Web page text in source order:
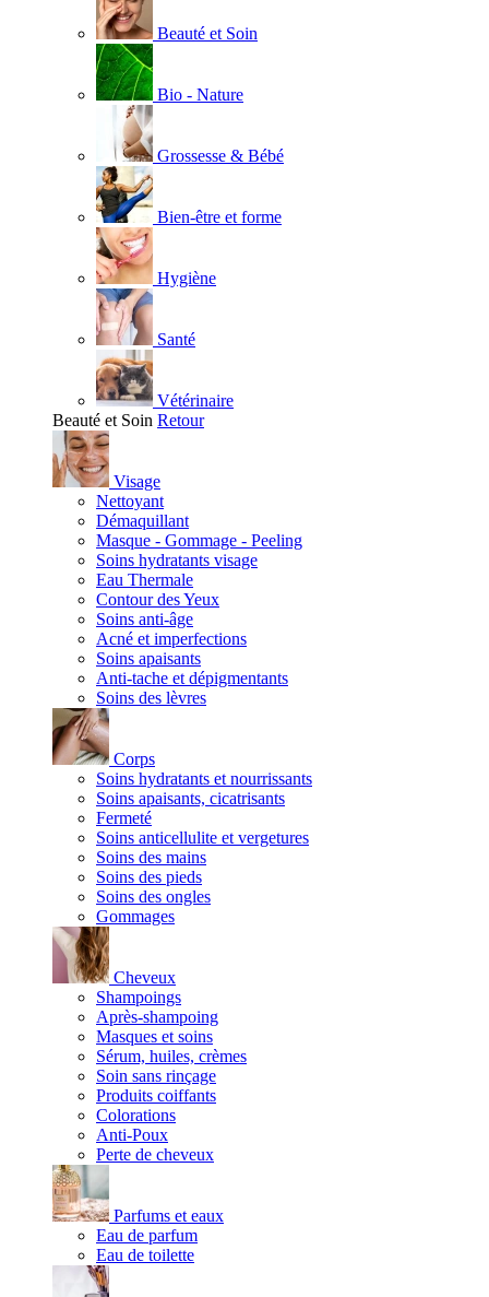
Beauté et Soin
Bio - Nature
Grossesse & Bébé
Bien-être et forme
Hygiène
Santé
Vétérinaire
Beauté et Soin Retour
Visage
Nettoyant
Démaquillant
Masque - Gommage - Peeling
Soins hydratants visage
Eau Thermale
Contour des Yeux
Soins anti-âge
Acné et imperfections
Soins apaisants
Anti-tache et dépigmentants
Soins des lèvres
Corps
Soins hydratants et nourrissants
Soins apaisants, cicatrisants
Fermeté
Soins anticellulite et vergetures
Soins des mains
Soins des pieds
Soins des ongles
Gommages
Cheveux
Shampoings
Après-shampoing
Masques et soins
Sérum, huiles, crèmes
Soin sans rinçage
Produits coiffants
Colorations
Anti-Poux
Perte de cheveux
Parfums et eaux
Eau de parfum
Eau de toilette